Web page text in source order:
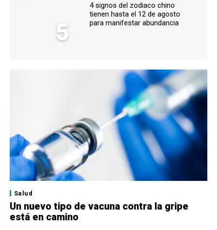
5
4 signos del zodiaco chino
tienen hasta el 12 de agosto
para manifestar abundancia
Salud
Un nuevo tipo de vacuna contra la gripe
está en camino